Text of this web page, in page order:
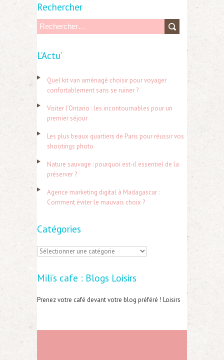
Rechercher
h
r
:
L’Actu’
Quel kit van aménagé choisir pour voyager
confortablement sans se ruiner ?
Visiter l’Ontario : les incontournables pour un
premier séjour
Les plus beaux quartiers de Paris pour réussir vos
shootings photo
Nature sauvage : pourquoi est-il essentiel de la
préserver ?
Agence marketing digital à Madagascar :
Comment éviter le mauvais choix ?
Catégories
C
t
é
o
Mili’s cafe : Blogs Loisirs
Prenez votre café devant votre blog préféré ! Loisirs